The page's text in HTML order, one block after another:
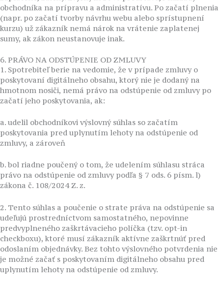
obchodníka na prípravu a administratívu. Po začatí plnenia
(napr. po začatí tvorby návrhu webu alebo sprístupnení
kurzu) už zákazník nemá nárok na vrátenie zaplatenej
sumy, ak zákon neustanovuje inak.
6. PRÁVO NA ODSTÚPENIE OD ZMLUVY
1. Spotrebiteľ berie na vedomie, že v prípade zmluvy o
poskytovaní digitálneho obsahu, ktorý nie je dodaný na
hmotnom nosiči, nemá právo na odstúpenie od zmluvy po
začatí jeho poskytovania, ak:
a. udelil obchodníkovi výslovný súhlas so začatím
poskytovania pred uplynutím lehoty na odstúpenie od
zmluvy, a zároveň
b. bol riadne poučený o tom, že udelením súhlasu stráca
právo na odstúpenie od zmluvy podľa § 7 ods. 6 písm. l)
zákona č. 108/2024 Z. z.
2. Tento súhlas a poučenie o strate práva na odstúpenie sa
udeľujú prostredníctvom samostatného, nepovinne
predvyplneného zaškrtávacieho políčka (tzv. opt-in
checkboxu), ktoré musí zákazník aktívne zaškrtnúť pred
odoslaním objednávky. Bez tohto výslovného potvrdenia nie
je možné začať s poskytovaním digitálneho obsahu pred
uplynutím lehoty na odstúpenie od zmluvy.